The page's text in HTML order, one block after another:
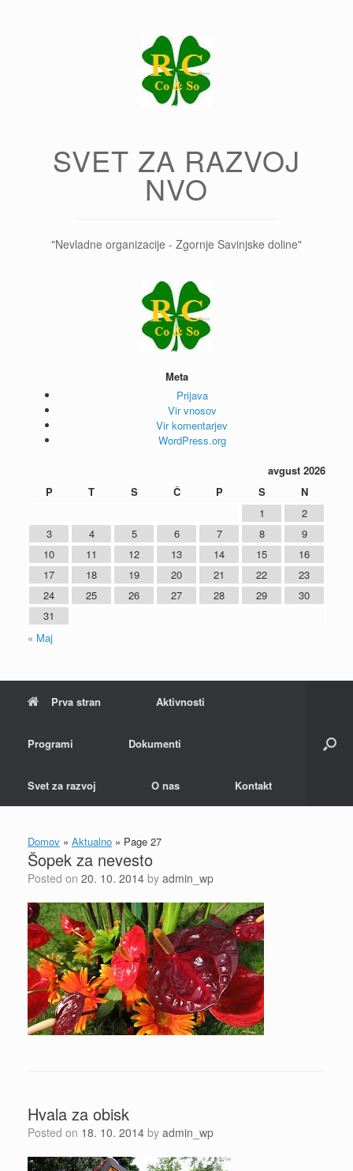
SVET ZA RAZVOJ
NVO
"Nevladne organizacije - Zgornje Savinjske doline"
Meta
Prijava
Vir vnosov
Vir komentarjev
WordPress.org
avgust 2026
P
T S Č P S
N
1
2
3
4 5 6 7 8
9
10
11 12 13 14 15
16
17
18 19 20 21 22
23
24
25 26 27 28 29
30
31
« Maj
Prva stran Aktivnosti
Programi Dokumenti
Svet za razvoj O nas Kontakt
Domov » Aktualno » Page 27
Šopek za nevesto
Posted on 20. 10. 2014 by admin_wp
Hvala za obisk
Posted on 18. 10. 2014 by admin_wp